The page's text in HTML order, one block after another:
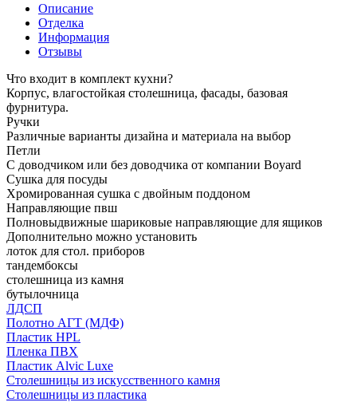
Описание
Отделка
Информация
Отзывы
Что входит в комплект кухни?
Корпус, влагостойкая столешница, фасады, базовая
фурнитура.
Ручки
Различные варианты дизайна и материала на выбор
Петли
С доводчиком или без доводчика от компании Boyard
Сушка для посуды
Хромированная сушка с двойным поддоном
Направляющие пвш
Полновыдвижные шариковые направляющие для ящиков
Дополнительно можно установить
лоток для стол. приборов
тандембоксы
столешница из камня
бутылочница
ЛДСП
Полотно АГТ (МДФ)
Пластик HPL
Пленка ПВХ
Пластик Alvic Luxe
Столешницы из искусственного камня
Столешницы из пластика